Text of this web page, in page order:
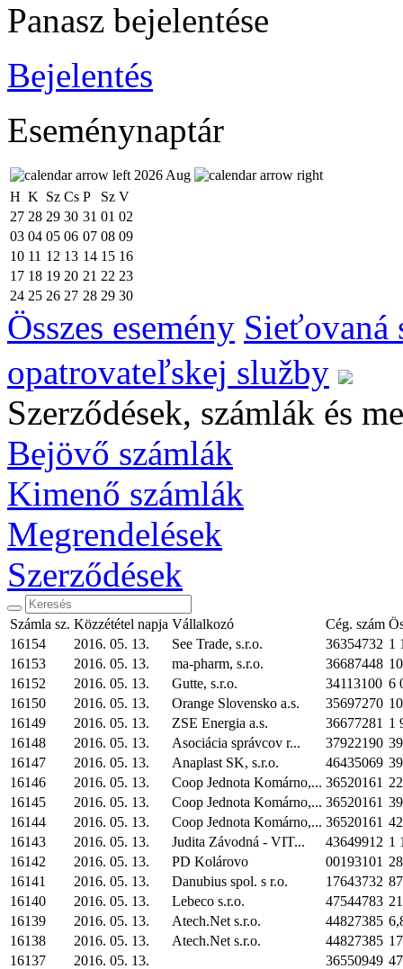
Panasz bejelentése
Bejelentés
Eseménynaptár
2026 Aug
H K Sz Cs P Sz V
27 28 29 30 31 01 02
03 04 05 06 07 08 09
10 11 12 13 14 15 16
17 18 19 20 21 22 23
24 25 26 27 28 29 30
Összes esemény Sieťovaná
opatrovateľskej služby
Szerződések, számlák és
Bejövő számlák
Kimenő számlák
Megrendelések
Szerződések
Számla sz. Közzététel napja Vállalkozó Cég. szám
16154
2016. 05. 13. See Trade, s.r.o. 36354732 1
16153
2016. 05. 13. ma-pharm, s.r.o. 36687448
16152
2016. 05. 13. Gutte, s.r.o. 34113100 6
16150
2016. 05. 13. Orange Slovensko a.s. 35697270
16149
2016. 05. 13. ZSE Energia a.s. 36677281 1
16148
2016. 05. 13. Asociácia správcov r... 37922190
16147
2016. 05. 13. Anaplast SK, s.r.o. 46435069
16146
2016. 05. 13. Coop Jednota Komárno,... 36520161
16145
2016. 05. 13. Coop Jednota Komárno,... 36520161
16144
2016. 05. 13. Coop Jednota Komárno,... 36520161
16143
2016. 05. 13. Judita Závodná - VIT... 43649912 1
16142
2016. 05. 13. PD Kolárovo 00193101
16141
2016. 05. 13. Danubius spol. s r.o. 17643732
16140
2016. 05. 13. Lebeco s.r.o. 47544783
16139
2016. 05. 13. Atech.Net s.r.o. 44827385
16138
2016. 05. 13. Atech.Net s.r.o. 44827385
16137
2016. 05. 13. 36550949